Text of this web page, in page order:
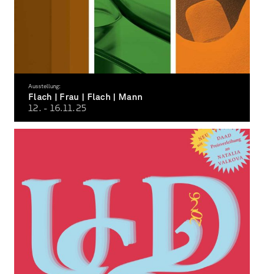
Ausstellung:
Flach | Frau | Flach | Mann
12. - 16.11.25